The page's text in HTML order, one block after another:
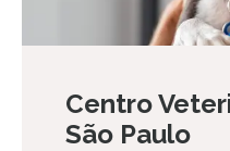
Centro
São Paulo